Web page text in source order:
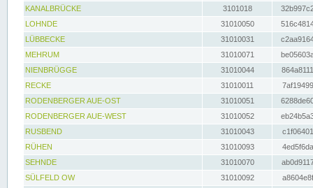
KANALBRÜCKE
3101018
LOHNDE
31010050
LÜBBECKE
31010031
MEHRUM
31010071
NIENBRÜGGE
31010044
RECKE
31010011
RODENBERGER AUE-OST
31010051
RODENBERGER AUE-WEST
31010052
RUSBEND
31010043
RÜHEN
31010093
SEHNDE
31010070
SÜLFELD OW
31010092